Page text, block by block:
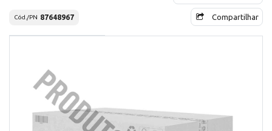
Cód./PN 87648967 Compartilhar